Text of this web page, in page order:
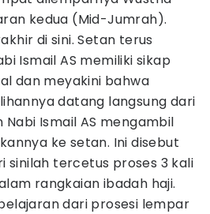
kedua (Mid-Jumrah).
di sini. Setan terus
Ismail AS memiliki sikap
dan meyakini bahwa
datang langsung dari
Nabi Ismail AS mengambil
ke setan. Ini disebut
sinilah tercetus proses 3 kali
rangkaian ibadah haji.
dari prosesi lempar